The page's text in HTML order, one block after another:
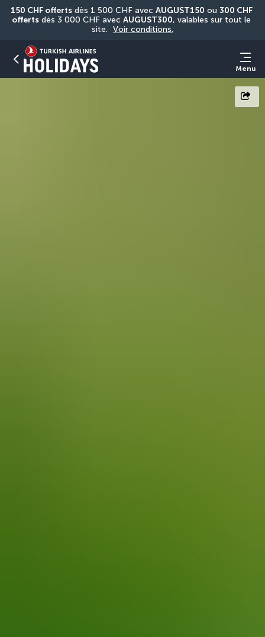
150 CHF offerts dès 1 500 CHF avec AUGUST150 ou 300 CHF
offerts dès 3 000 CHF avec AUGUST300, valables sur tout le
site. Voir conditions.
Menu